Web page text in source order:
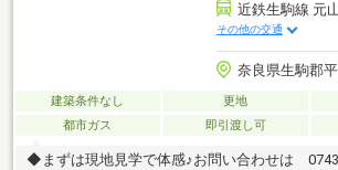
近鉄生駒線 元
その他の交通
奈良県生駒郡
建築条件なし 更地
都市ガス
即引渡し可
◆まずは現地見学で体感♪お問い合わせは